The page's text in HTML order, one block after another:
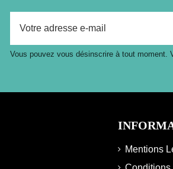
Vous pouvez vous désinscrire à tout moment.
Mentions